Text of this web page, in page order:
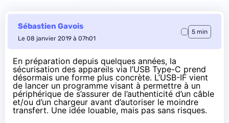
Sébastien Gavois
Le 08 janvier 2019 à 07h01
5 min
En préparation depuis quelques années, la
sécurisation des appareils via l’USB Type-C prend
désormais une forme plus concrète. L’USB-IF vient
de lancer un programme visant à permettre à un
périphérique de s’assurer de l’authenticité d’un câble
et/ou d’un chargeur avant d’autoriser le moindre
transfert. Une idée louable, mais pas sans risques.